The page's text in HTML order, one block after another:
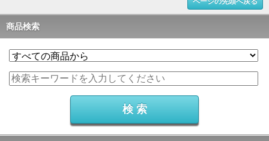
商品検索